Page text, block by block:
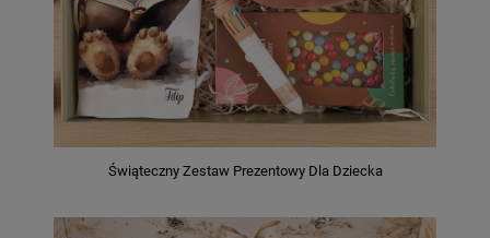
Świąteczny Zestaw Prezentowy Dla Dziecka